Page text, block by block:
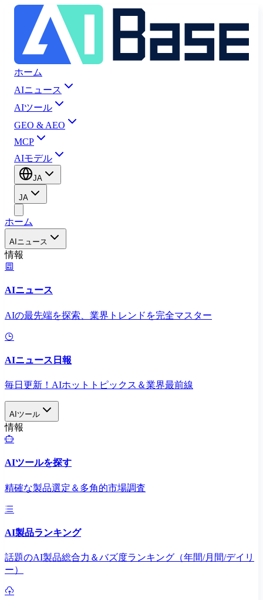
ホーム
AIニュース
AIツール
GEO & AEO
MCP
AIモデル
JA
JA
ホーム
AIニュース
情報
AIニュース
AIの最先端を探索、業界トレンドを完全マスター
AIニュース日報
毎日更新！AIホットトピックス＆業界最前線
AIツール
情報
AIツールを探す
精確な製品選定＆多角的市場調査
AI製品ランキング
話題のAI製品総合力＆バズ度ランキング（年間/月間/デイリ
ー）